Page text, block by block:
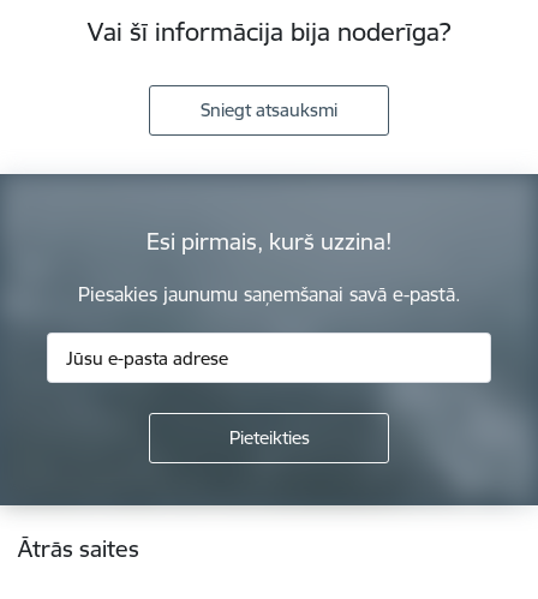
Vai šī informācija bija noderīga?
Sniegt atsauksmi
Esi pirmais, kurš uzzina!
Piesakies jaunumu saņemšanai savā e-pastā.
Kājene
Ātrās saites